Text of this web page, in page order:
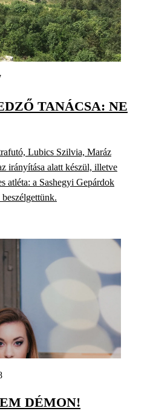
TANÁCSA: NE
Lubics Szilvia, Maráz
irányítása alatt készül, illetve
atléta: a Sashegyi Gepárdok
DÉMON!